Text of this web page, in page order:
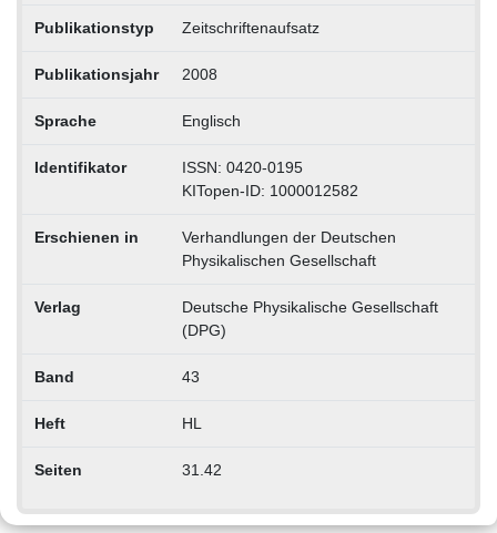
Publikationstyp Zeitschriftenaufsatz
Publikationsjahr 2008
Sprache Englisch
Identifikator
ISSN: 0420-0195
KITopen-ID: 1000012582
Erschienen in
Verhandlungen der Deutschen
Physikalischen Gesellschaft
Verlag
Deutsche Physikalische Gesellschaft
(DPG)
Band 43
Heft HL
Seiten 31.42